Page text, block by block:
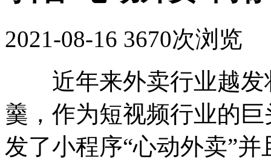
2021-08-16 3670次浏览
近年来外卖行业越发
羹，作为短视频行业的
发了小程序“心动外卖”